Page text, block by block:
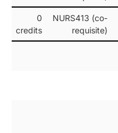
NURS413 (co-
requisite)
0
credits